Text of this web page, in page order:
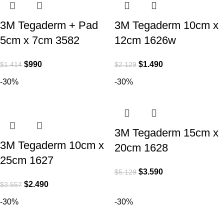
3M Tegaderm + Pad
5cm x 7cm 3582
$1.414 $990
3M Tegaderm 10cm x
12cm 1626w
$2.129 $1.490
-30%
3M Tegaderm 10cm x
25cm 1627
$3.557 $2.490
-30%
3M Tegaderm 15cm x
20cm 1628
$5.129 $3.590
-30% -30%